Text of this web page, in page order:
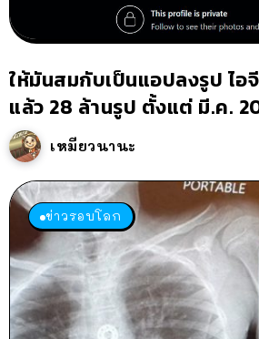
ให้มันสมกับเป็นแอปลงรูป ไอ
แล้ว 28 ล้านรูป ตั้งแต่ มี.ค.
เหมียวนานะ
ข่าวรอบโลก